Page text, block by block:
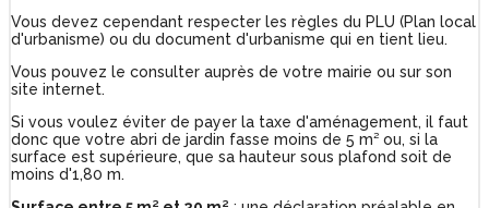
Vous devez cependant respecter les règles du PLU (Plan local
d'urbanisme) ou du document d'urbanisme qui en tient lieu.
Vous pouvez le consulter auprès de votre mairie ou sur son
site internet.
Si vous voulez éviter de payer la taxe d'aménagement, il faut
donc que votre abri de jardin fasse moins de 5 m² ou, si la
surface est supérieure, que sa hauteur sous plafond soit de
moins d'1,80 m.